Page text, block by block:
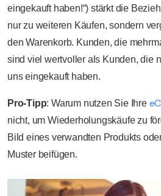
eingekauft haben!“) stärkt die
nur zu weiteren Käufen, sondern
den Warenkorb. Kunden, die
sind viel wertvoller als Kunden, die
uns eingekauft haben.
Pro-Tipp: Warum nutzen Sie Ihre
nicht, um Wiederholungskäufe zu
Bild eines verwandten Produkts
Muster beifügen.